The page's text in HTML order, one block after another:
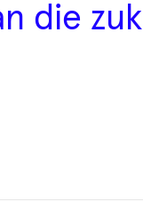
die